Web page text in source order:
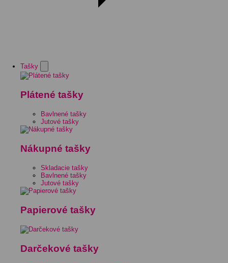
Tašky
Plátené tašky
Bavlnené tašky
Jutové tašky
Nákupné tašky
Skladacie tašky
Bavlnené tašky
Jutové tašky
Papierové tašky
Darčekové tašky